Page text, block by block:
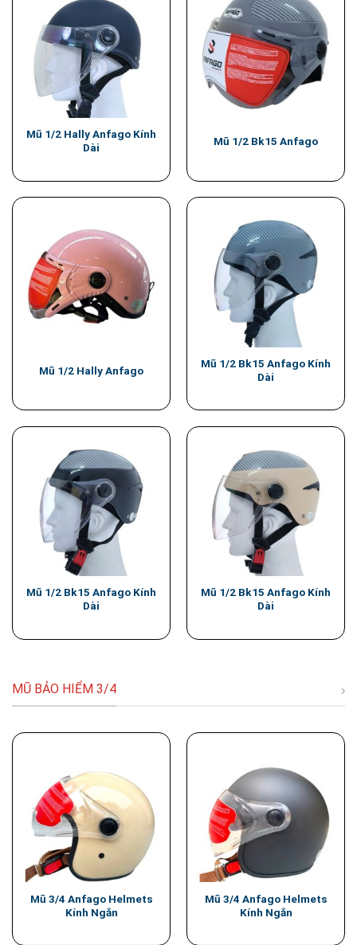
Mũ 1/2 Hally Anfago Kính
Dài
Mũ 1/2 Bk15 Anfago
Mũ 1/2 Hally Anfago
Mũ 1/2 Bk15 Anfago Kính
Dài
Mũ 1/2 Bk15 Anfago Kính
Dài
Mũ 1/2 Bk15 Anfago Kính
Dài
MŨ BẢO HIỂM 3/4
Mũ 3/4 Anfago Helmets
Kính Ngắn
Mũ 3/4 Anfago Helmets
Kính Ngắn